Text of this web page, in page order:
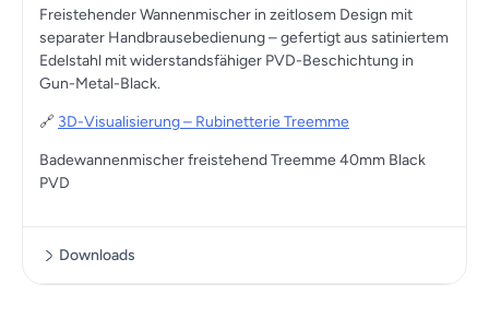
Freistehender Wannenmischer in zeitlosem Design mit
separater Handbrausebedienung – gefertigt aus satiniertem
Edelstahl mit widerstandsfähiger PVD-Beschichtung in
Gun-Metal-Black.
🔗 3D-Visualisierung – Rubinetterie Treemme
Badewannenmischer freistehend Treemme 40mm Black
PVD
Downloads